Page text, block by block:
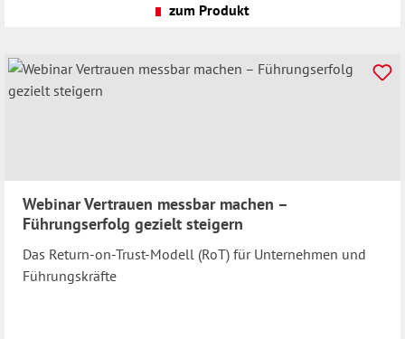
zum Produkt
Webinar Vertrauen messbar machen –
Führungserfolg gezielt steigern
Das Return-on-Trust-Modell (RoT) für Unternehmen und
Führungskräfte